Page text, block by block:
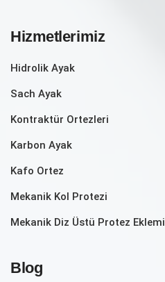
Hizmetlerimiz
Hidrolik Ayak
Sach Ayak
Kontraktür Ortezleri
Karbon Ayak
Kafo Ortez
Mekanik Kol Protezi
Mekanik Diz Üstü Protez Eklemi
Blog